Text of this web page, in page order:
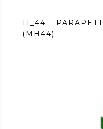
11_44 –
(MH44)